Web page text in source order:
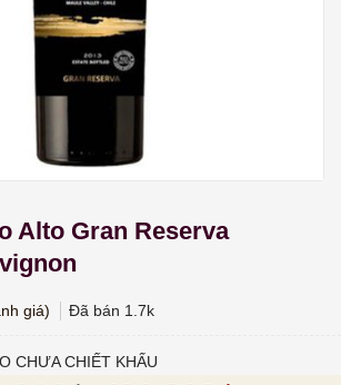
Alto Gran Reserva
giá) Đã bán 1.7k
CHƯA CHIẾT KHẤU